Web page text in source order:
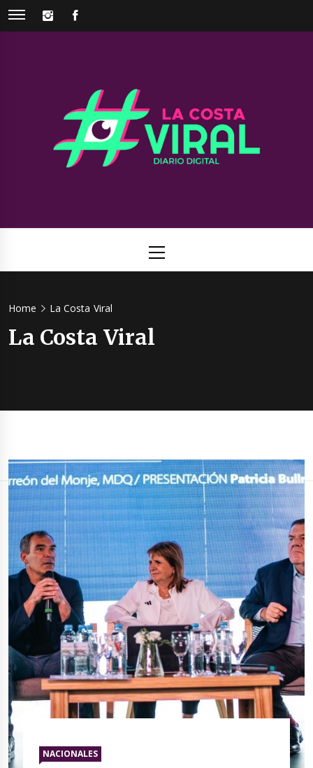
Skip
INSTAGRAM
Viral
Menu
Home La Costa Viral
La Costa Viral
NACIONALES